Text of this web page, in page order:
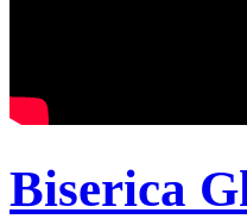
Biserica